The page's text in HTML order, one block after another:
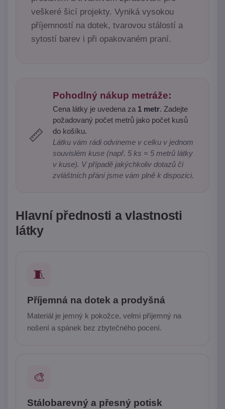
veškeré šicí projekty. Vyniká vysokou
příjemností na dotek, tvarovou stálostí a
sytostí barev i při opakovaném praní.
📏
Pohodlný nákup metráže:
Cena látky je uvedena za 1 metr. Zadejte
požadovaný počet metrů jako počet kusů
do košíku.
Látku vám rádi odvineme v celku v jednom
souvislém kuse (např. 5 ks = 5 metrů látky
v kuse). V případě jakýchkoliv dotazů či
zvláštních přání jsme vám plně k dispozici.
Hlavní přednosti a vlastnosti
látky
🧵
Příjemná na dotek a prodyšná
Materiál je jemný k pokožce, velmi příjemný na
nošení a spánek bez zbytečného pocení.
🎨
Stálobarevný a přesný potisk